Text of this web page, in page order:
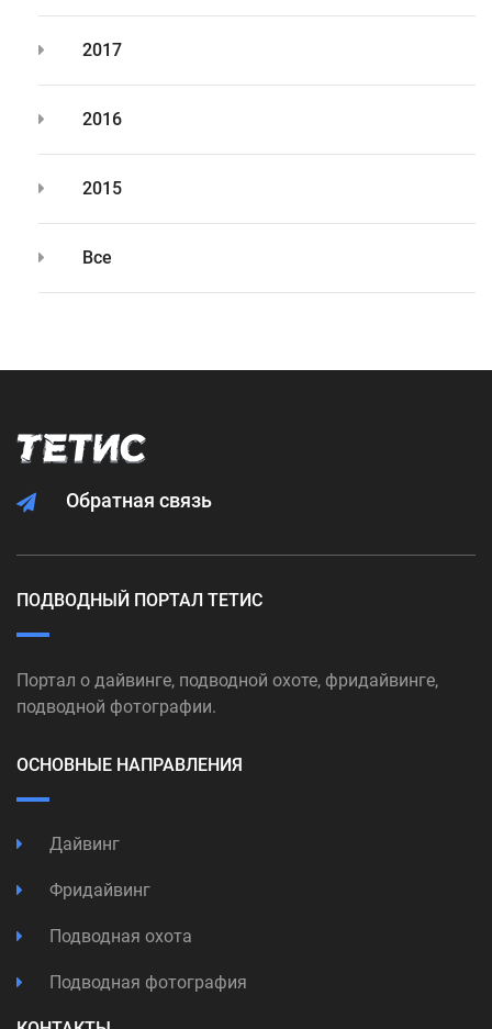
2017
2016
2015
Все
Обратная связь
ПОДВОДНЫЙ ПОРТАЛ ТЕТИС
Портал о дайвинге, подводной охоте, фридайвинге,
подводной фотографии.
ОСНОВНЫЕ НАПРАВЛЕНИЯ
Дайвинг
Фридайвинг
Подводная охота
Подводная фотография